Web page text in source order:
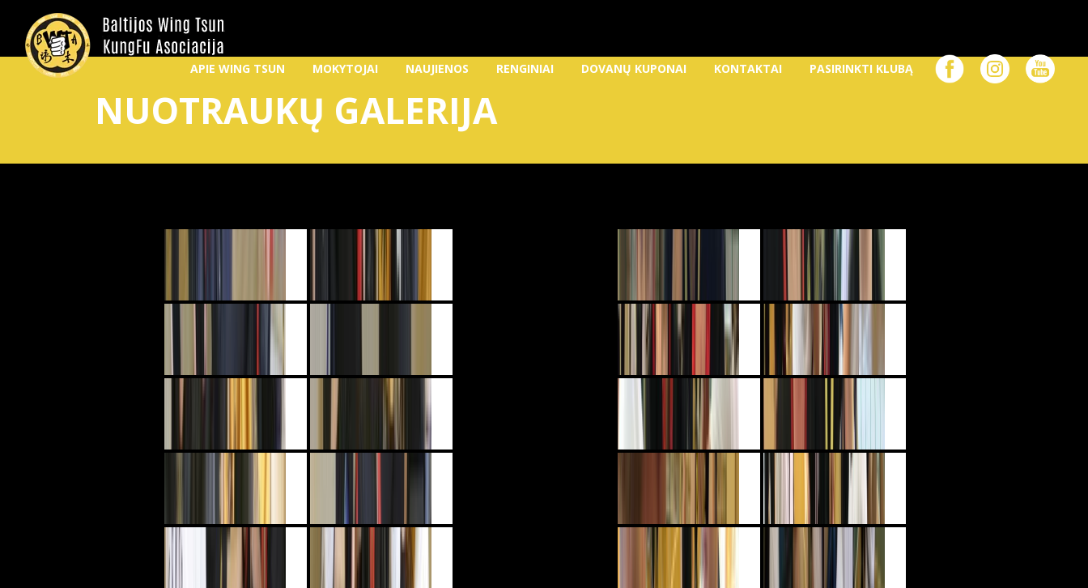
APIE WING TSUN MOKYTOJAI NAUJIENOS RENGINIAI DOVANŲ KUPONAI KONTAKTAI PASIRINKTI KLUBĄ
NUOTRAUKŲ GALERIJA